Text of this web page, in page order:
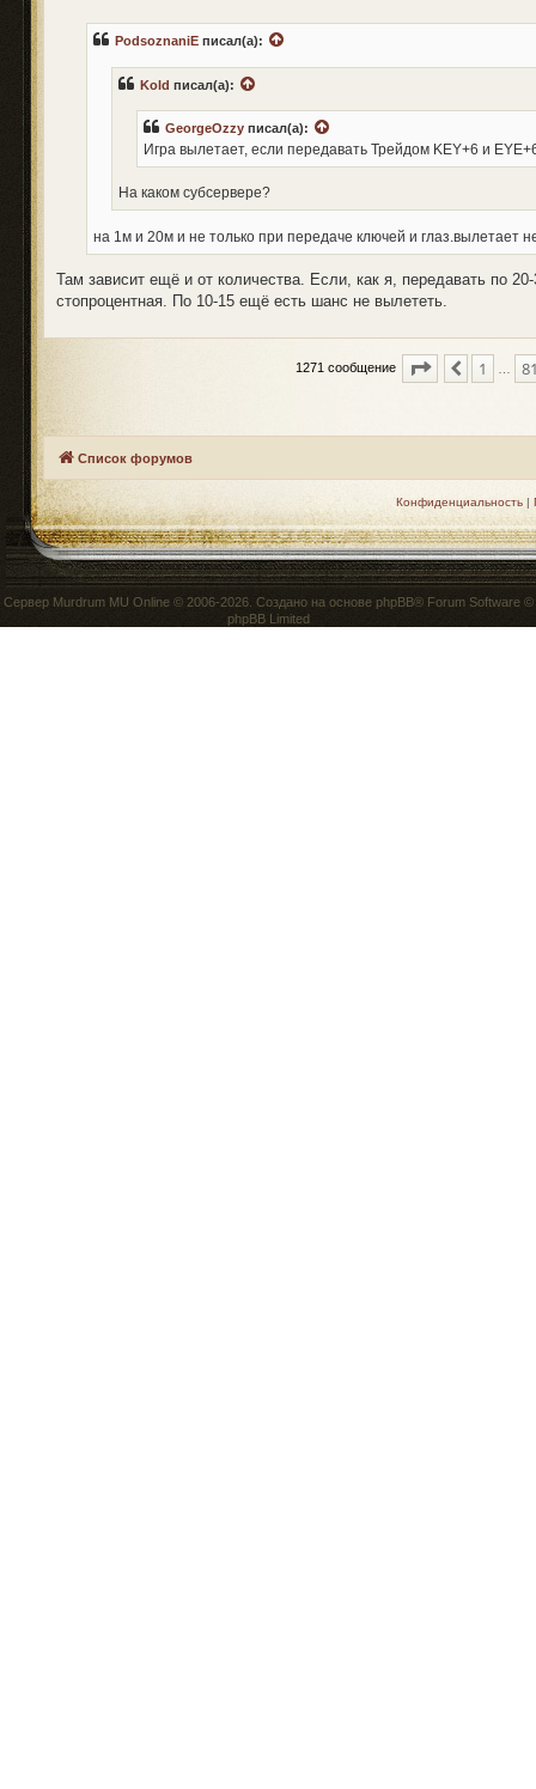
PodsoznaniE писал(а):
Kold писал(а):
GeorgeOzzy писал(а):
Игра вылетает, если передавать Трейдом KEY+6 и
На каком субсервере?
на 1м и 20м и не только при передаче ключей и глаз.вылетает
Там зависит ещё и от количества. Если, как я, передавать по
стопроцентная. По 10-15 ещё есть шанс не вылететь.
1271 сообщение Страница85
Пред.
1
Список форумов
Конфиденциальность|
Сервер Murdrum MU Online© 2006-2026. Создано на основе phpBB® Forum Software ©
phpBB Limited